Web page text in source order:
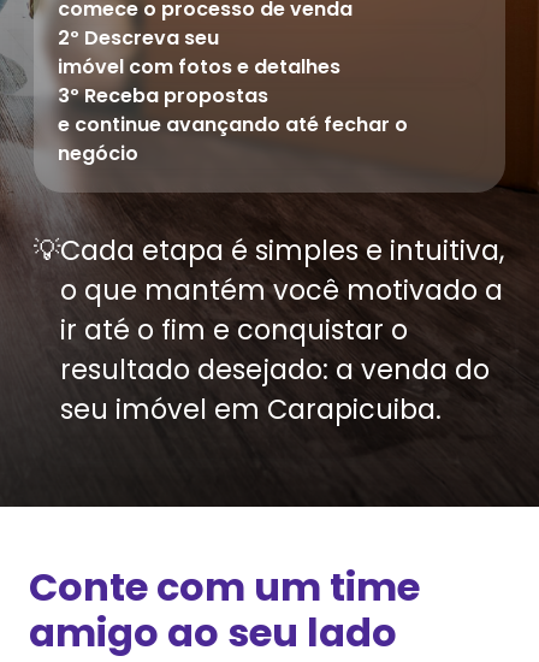
comece o processo de venda
2º Descreva seu
imóvel com fotos e detalhes
3º Receba propostas
e continue avançando até fechar o
negócio
💡Cada etapa é simples e intuitiva,
o que mantém você motivado a
ir até o fim e conquistar o
resultado desejado: a venda do
seu imóvel em Carapicuiba.
Conte com um time
amigo ao seu lado